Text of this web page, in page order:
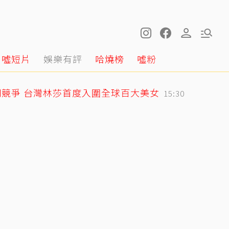
噓短片 娛樂有評 哈燒榜 噓粉
爭 台灣林莎首度入圍全球百大美女 15:30